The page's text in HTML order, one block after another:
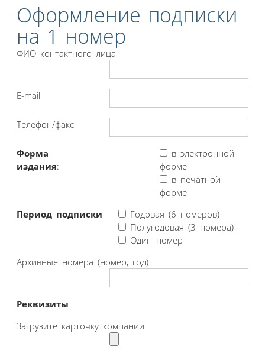
Оформление подписки
на 1 номер
ФИО контактного лица
E-mail
Телефон/факс
Форма
издания:
в электронной
форме
в печатной
форме
Период подписки
Годовая (6 номеров)
Полугодовая (3 номера)
Один номер
Архивные номера (номер, год)
Реквизиты
Загрузите карточку компании